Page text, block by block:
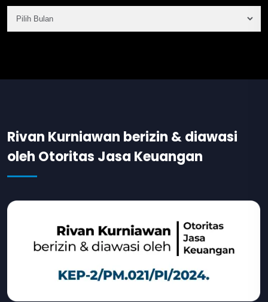
Rivan Kurniawan berizin & diawasi
oleh Otoritas Jasa Keuangan